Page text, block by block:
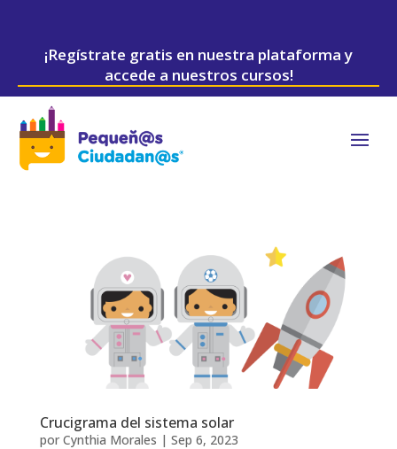
¡Regístrate gratis en nuestra plataforma y
accede a nuestros cursos!
Crucigrama del sistema solar
por Cynthia Morales | Sep 6, 2023